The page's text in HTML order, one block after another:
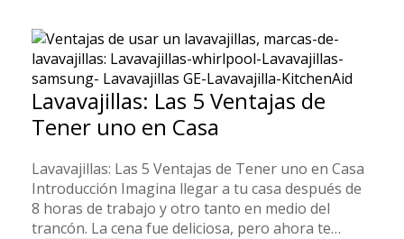
Lavavajillas: Las 5 Ventajas de
Tener uno en Casa
Lavavajillas: Las 5 Ventajas de Tener uno en Casa
Introducción Imagina llegar a tu casa después de
8 horas de trabajo y otro tanto en medio del
trancón. La cena fue deliciosa, pero ahora te…